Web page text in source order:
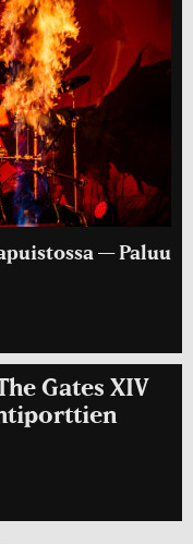
— Paluu
Gates XIV